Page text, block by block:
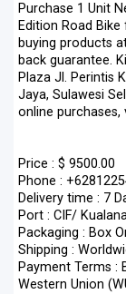
Purchase 1 Unit
Edition Road
buying products
back guarantee.
Plaza Jl. Perintis
Jaya, Sulawesi
online
Price : $ 9500.00
Phone :
Delivery time : 7
Port : CIF/
Packaging : Box
Shipping :
Payment Terms :
Western Union